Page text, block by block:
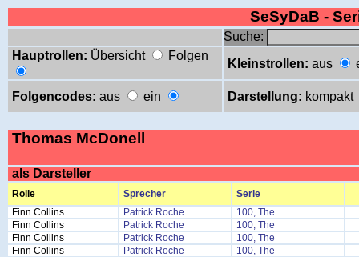
SeSyDaB -
Suche:
Hauptrollen: Übersicht Folgen
Kleinstrollen: aus
Folgencodes: aus ein Darstellung: kompakt
Thomas McDonell
als Darsteller
Rolle Sprecher
Serie
Finn Collins
Patrick Roche
100, The
Finn Collins
Patrick Roche
100, The
Finn Collins
Patrick Roche
100, The
Finn Collins
Patrick Roche
100, The